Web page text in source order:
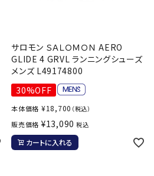
サロモン ＳＡＬＯＭＯＮ AERO
GLIDE 4 GRVL ランニングシューズ
メンズ L49174800
30%OFF
本体価格 ¥18,700 （税込）
販売価格 ¥13,090 税込
カートに入れる